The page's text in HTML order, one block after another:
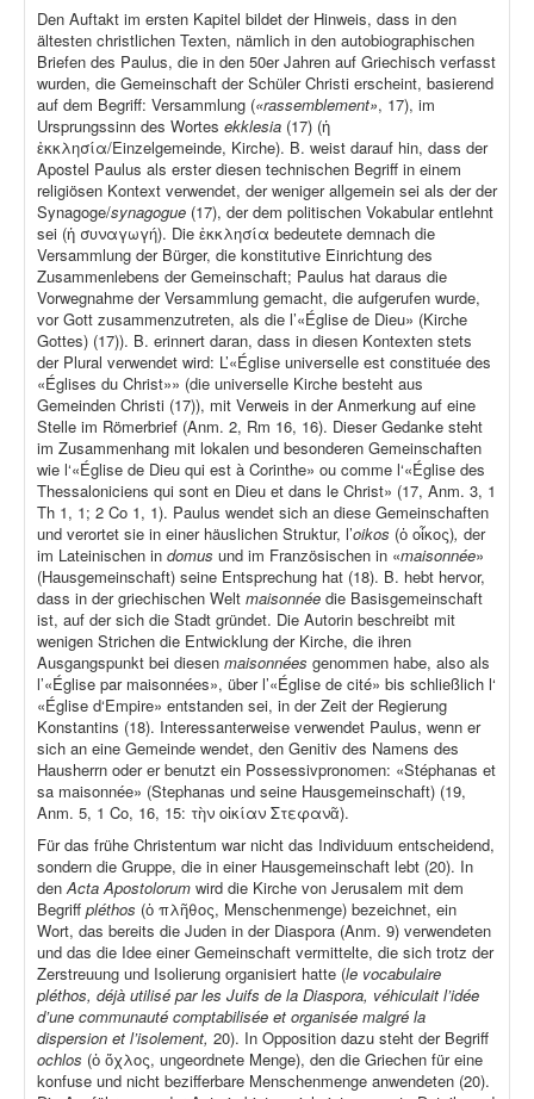
Den Auftakt im ersten Kapitel bildet der Hinweis, dass in den
ältesten christlichen Texten, nämlich in den autobiographischen
Briefen des Paulus, die in den 50er Jahren auf Griechisch verfasst
wurden, die Gemeinschaft der Schüler Christi erscheint, basierend
auf dem Begriff: Versammlung («rassemblement», 17), im
Ursprungssinn des Wortes ekklesia (17) (ἡ
ἐκκλησία/Einzelgemeinde, Kirche). B. weist darauf hin, dass der
Apostel Paulus als erster diesen technischen Begriff in einem
religiösen Kontext verwendet, der weniger allgemein sei als der der
Synagoge/synagogue (17), der dem politischen Vokabular entlehnt
sei (ἡ συναγωγή). Die ἐκκλησία bedeutete demnach die
Versammlung der Bürger, die konstitutive Einrichtung des
Zusammenlebens der Gemeinschaft; Paulus hat daraus die
Vorwegnahme der Versammlung gemacht, die aufgerufen wurde,
vor Gott zusammenzutreten, als die l’«Église de Dieu» (Kirche
Gottes) (17)). B. erinnert daran, dass in diesen Kontexten stets
der Plural verwendet wird: L’«Église universelle est constituée des
«Églises du Christ»» (die universelle Kirche besteht aus
Gemeinden Christi (17)), mit Verweis in der Anmerkung auf eine
Stelle im Römerbrief (Anm. 2, Rm 16, 16). Dieser Gedanke steht
im Zusammenhang mit lokalen und besonderen Gemeinschaften
wie l‘«Église de Dieu qui est à Corinthe» ou comme l‘«Église des
Thessaloniciens qui sont en Dieu et dans le Christ» (17, Anm. 3, 1
Th 1, 1; 2 Co 1, 1). Paulus wendet sich an diese Gemeinschaften
und verortet sie in einer häuslichen Struktur, l’oikos (ὁ οἶκος), der
im Lateinischen in domus und im Französischen in «maisonnée»
(Hausgemeinschaft) seine Entsprechung hat (18). B. hebt hervor,
dass in der griechischen Welt maisonnée die Basisgemeinschaft
ist, auf der sich die Stadt gründet. Die Autorin beschreibt mit
wenigen Strichen die Entwicklung der Kirche, die ihren
Ausgangspunkt bei diesen maisonnées genommen habe, also als
l’«Église par maisonnées», über l’«Église de cité» bis schließlich l‘
«Église d‘Empire» entstanden sei, in der Zeit der Regierung
Konstantins (18). Interessanterweise verwendet Paulus, wenn er
sich an eine Gemeinde wendet, den Genitiv des Namens des
Hausherrn oder er benutzt ein Possessivpronomen: «Stéphanas et
sa maisonnée» (Stephanas und seine Hausgemeinschaft) (19,
Anm. 5, 1 Co, 16, 15: τὴν οἰκίαν Στεφανᾶ).
Für das frühe Christentum war nicht das Individuum entscheidend,
sondern die Gruppe, die in einer Hausgemeinschaft lebt (20). In
denActa Apostolorum wird die Kirche von Jerusalem mit dem
Begriff pléthos (ὁ πλῆθος, Menschenmenge) bezeichnet, ein
Wort, das bereits die Juden in der Diaspora (Anm. 9) verwendeten
und das die Idee einer Gemeinschaft vermittelte, die sich trotz der
Zerstreuung und Isolierung organisiert hatte (le vocabulaire
pléthos, déjà utilisé par les Juifs de la Diaspora, véhiculait l’idée
d’une communauté comptabilisée et organisée malgré la
dispersion et l’isolement, 20). In Opposition dazu steht der Begriff
ochlos (ὁ ὄχλος, ungeordnete Menge), den die Griechen für eine
konfuse und nicht bezifferbare Menschenmenge anwendeten (20).